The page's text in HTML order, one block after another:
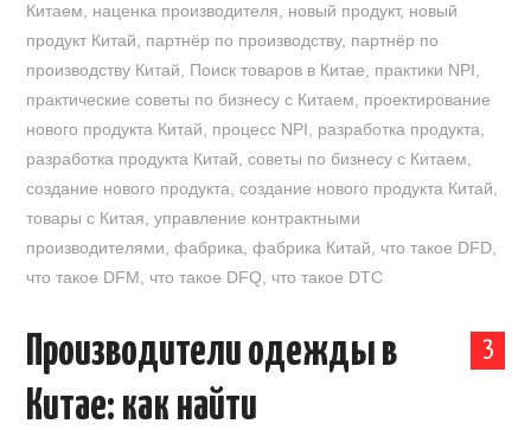
Китаем
наценка производителя новый продукт, новый
продукт Китай
партнёр по производству, партнёр по
производству Китай
Поиск товаров в Китае практики NPI
практические советы по бизнесу с Китаем
проектирование
нового продукта Китай
процесс NPI разработка продукта
разработка продукта Китай ,советы по бизнесу с Китаем
создание нового продукта ,создание нового продукта Китай
товары с Китая ,управление контрактными
производителями ,фабрика ,фабрика Китай что такое DFD
что такое DFM
что такое DFQ что такое DTC
3
Производители одежды в
Китае: как найти